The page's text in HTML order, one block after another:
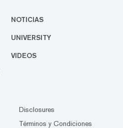
NOTICIAS
UNIVERSITY
VIDEOS
Disclosures
Términos y Condiciones